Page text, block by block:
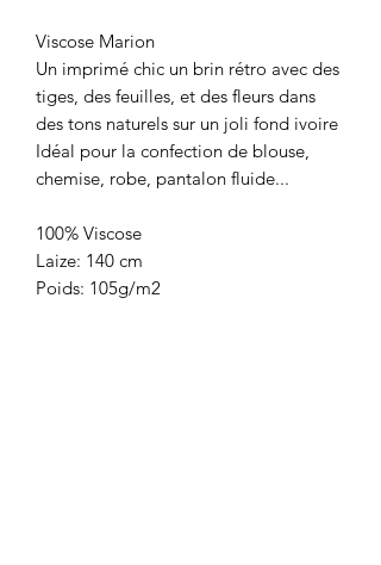
Viscose Marion
Un imprimé chic un brin rétro avec des
tiges, des feuilles, et des fleurs dans
des tons naturels sur un joli fond ivoire
Idéal pour la confection de blouse,
chemise, robe, pantalon fluide...
100% Viscose
Laize: 140 cm
Poids: 105g/m2